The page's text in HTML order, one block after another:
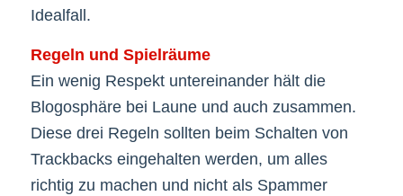
Idealfall.
Regeln und Spielräume
Ein wenig Respekt untereinander hält die
Blogosphäre bei Laune und auch zusammen.
Diese drei Regeln sollten beim Schalten von
Trackbacks eingehalten werden, um alles
richtig zu machen und nicht als Spammer